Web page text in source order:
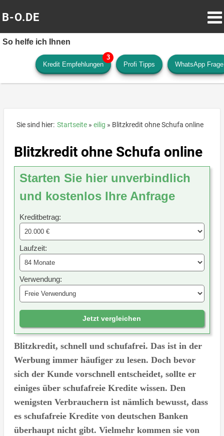
B-O.DE
So helfe ich Ihnen
Kredit Empfehlungen Profi Tipps WhatsApp Frage
Sie sind hier: Startseite eilig Blitzkredit ohne Schufa online
Blitzkredit ohne Schufa online
Starten Sie hier unverbindlich
und kostenlos Ihre Anfrage
Kreditbetrag:
Laufzeit:
Verwendung:
Jetzt vergleichen
Blitzkredit, schnell und schufafrei. Das ist in der
Werbung immer häufiger zu lesen. Doch bevor
sich der Kunde vorschnell entscheidet, sollte er
einiges über schufafreie Kredite wissen. Den
wenigsten Verbrauchern ist nämlich bewusst, dass
es schufafreie Kredite von deutschen Banken
überhaupt nicht gibt. Vielmehr kommen sie von